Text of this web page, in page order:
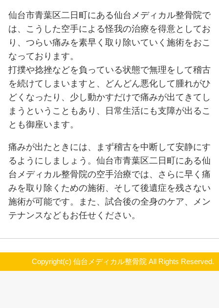
古をしているときには怪我をして
はあまりありませんが、競技者と
している場合には、組手の稽古中
してしまうことも御座います。
ヘッドギアやグローブをつけてい
きな衝撃が加わりますので、打撲
り、捻挫をしてしまったりなどさ
い場合には靭帯を損傷してしまっ
ります。
仙台市青葉区二日町にある仙台メ
は、こうした空手による怪我の治
り、つらい痛みを素早く取り除い
なっております。